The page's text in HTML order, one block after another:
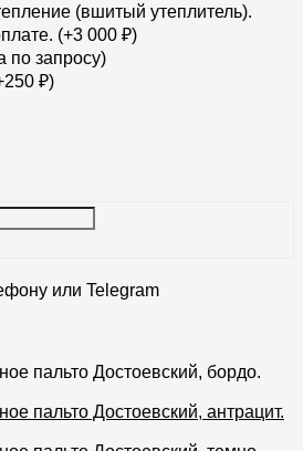
(вшитый утеплитель).
(+3 000 ₽)
по запросу)
250 ₽)
или Telegram